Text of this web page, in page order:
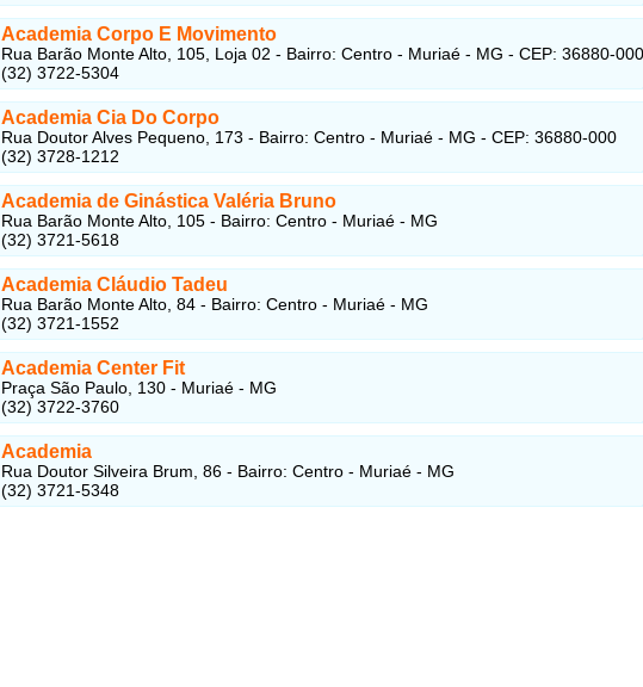
Academia Corpo E Movimento
Rua Barão Monte Alto, 105, Loja 02 - Bairro: Centro - Muriaé - MG - CEP: 36880-000
(32) 3722-5304
Academia Cia Do Corpo
Rua Doutor Alves Pequeno, 173 - Bairro: Centro - Muriaé - MG - CEP: 36880-000
(32) 3728-1212
Academia de Ginástica Valéria Bruno
Rua Barão Monte Alto, 105 - Bairro: Centro - Muriaé - MG
(32) 3721-5618
Academia Cláudio Tadeu
Rua Barão Monte Alto, 84 - Bairro: Centro - Muriaé - MG
(32) 3721-1552
Academia Center Fit
Praça São Paulo, 130 - Muriaé - MG
(32) 3722-3760
Academia
Rua Doutor Silveira Brum, 86 - Bairro: Centro - Muriaé - MG
(32) 3721-5348